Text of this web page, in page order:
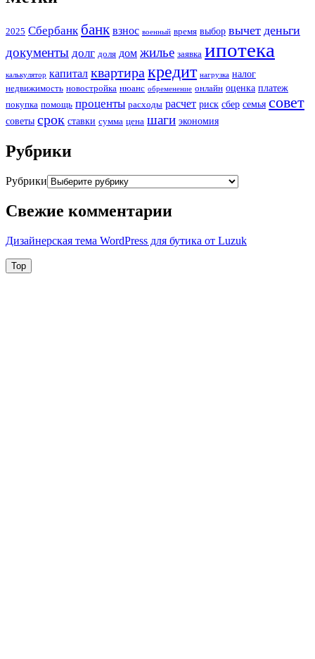
2025 Сбербанк банк взнос военный время выбор вычет деньги
документы долг доля дом жилье заявка ипотека
калькулятор капитал квартира кредит нагрузка налог
недвижимость новостройка нюанс обременение онлайн оценка платеж
покупка помощь проценты расходы расчет риск сбер семья совет
советы срок ставки сумма цена шаги экономия
Рубрики
Рубрики
Свежие комментарии
Дизайнерская тема WordPress для бутика от Luzuk
Top